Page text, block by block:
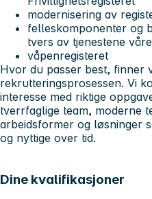
modernisering av
felleskomponenter og
tvers av tjenestene våre
våpenregisteret
Hvor du passer best, finner
rekrutteringsprosessen. Vi
interesse med riktige
tverrfaglige team, moderne
arbeidsformer og løsninger
og nyttige over tid.
Dine kvalifikasjoner